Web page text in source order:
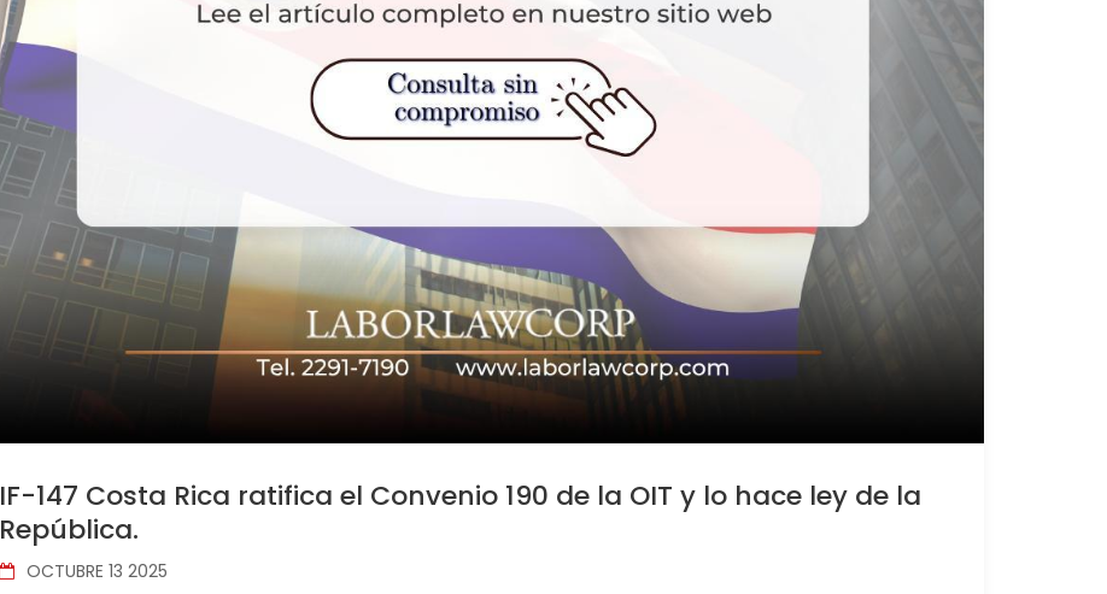
IF-147 Costa Rica ratifica el Convenio 190 de la OIT y lo hace ley de la
República.
OCTUBRE 13 2025